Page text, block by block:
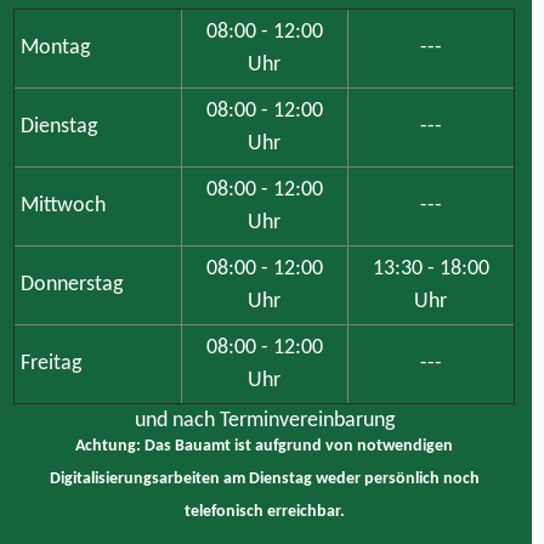
Montag
08:00 - 12:00
Uhr
---
Dienstag
08:00 - 12:00
Uhr
---
Mittwoch
08:00 - 12:00
Uhr
---
Donnerstag
08:00 - 12:00
Uhr
13:30 - 18:00
Uhr
Freitag
08:00 - 12:00
Uhr
---
und nach Terminvereinbarung
Achtung: Das Bauamt ist aufgrund von notwendigen
Digitalisierungsarbeiten am Dienstag weder persönlich noch
telefonisch erreichbar.